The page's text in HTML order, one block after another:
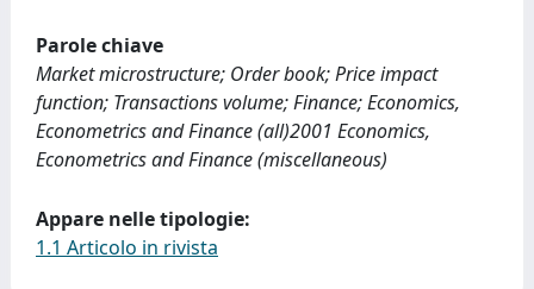
Parole chiave
Market microstructure; Order book; Price impact
function; Transactions volume; Finance; Economics,
Econometrics and Finance (all)2001 Economics,
Econometrics and Finance (miscellaneous)
Appare nelle tipologie:
1.1 Articolo in rivista